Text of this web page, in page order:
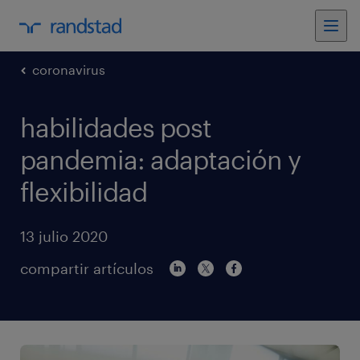
coronavirus
habilidades post
pandemia: adaptación y
flexibilidad
13 julio 2020
compartir artículos